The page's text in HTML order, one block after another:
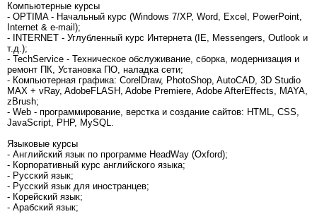
Компьютерные курсы
- OPTIMA - Начальный курс (Windows 7/XP, Word, Excel, PowerPoint,
Internet & e-mail);
- INTERNET - Углубленный курс Интернета (IE, Messengers, Outlook и
т.д.);
- TechService - Техническое обслуживание, сборка, модернизация и
ремонт ПК, Установка ПО, наладка сети;
- Компьютерная графика: CorelDraw, PhotoShop, AutoCAD, 3D Studio
MAX + vRay, AdobeFLASH, Adobe Premiere, Adobe AfterEffects, MAYA,
zBrush;
- Web - программирование, верстка и создание сайтов: HTML, CSS,
JavaScript, PHP, MySQL.
Языковые курсы
- Английский язык по программе HeadWay (Oxford);
- Корпоративный курс английского языка;
- Русский язык;
- Русский язык для иностранцев;
- Корейский язык;
- Арабский язык;